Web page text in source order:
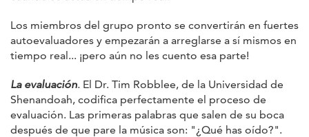
Los miembros del grupo pronto se convertirán en fuertes
autoevaluadores y empezarán a arreglarse a sí mismos en
tiempo real... ¡pero aún no les cuento esa parte!
La evaluación. El Dr. Tim Robblee, de la Universidad de
Shenandoah, codifica perfectamente el proceso de
evaluación. Las primeras palabras que salen de su boca
después de que pare la música son: "¿Qué has oído?".